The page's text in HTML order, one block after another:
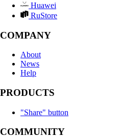
Huawei
RuStore
COMPANY
About
News
Help
PRODUCTS
"Share" button
COMMUNITY